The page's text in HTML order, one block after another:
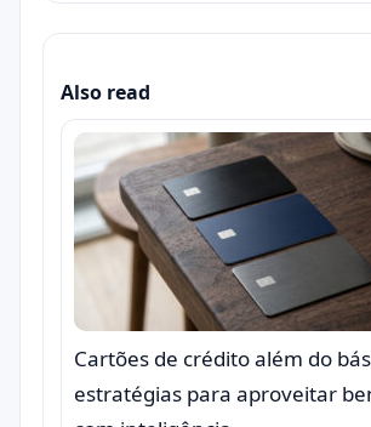
Also read
Cartões de crédito além do
estratégias para aproveitar